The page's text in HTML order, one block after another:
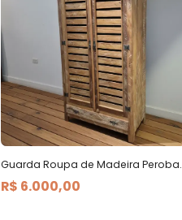
Guarda Roupa de Madeira Peroba.
R$ 6.000,00